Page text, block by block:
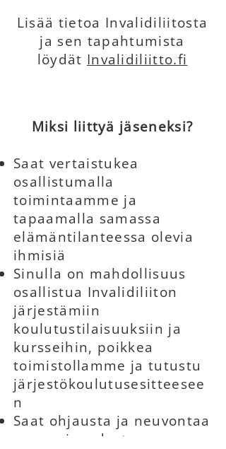
Lisää tietoa Invalidiliitosta
ja sen tapahtumista
löydät Invalidiliitto.fi
Miksi liittyä jäseneksi?
Saat vertaistukea
osallistumalla
toimintaamme ja
tapaamalla samassa
elämäntilanteessa olevia
ihmisiä
Sinulla on mahdollisuus
osallistua Invalidiliiton
järjestämiin
koulutustilaisuuksiin ja
kursseihin, poikkea
toimistollamme ja tutustu
järjestökoulutusesitteesee
n
Saat ohjausta ja neuvontaa
vammaisuudesta